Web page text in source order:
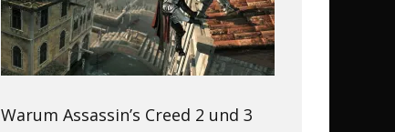
Warum Assassin’s Creed 2 und 3